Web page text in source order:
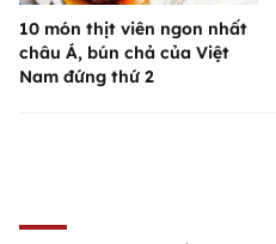
10 món thịt viên ngon nhất
châu Á, bún chả của Việt
Nam đứng thứ 2